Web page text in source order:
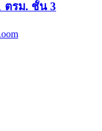
ตรม. ชั้น 3